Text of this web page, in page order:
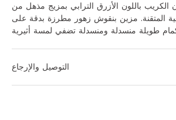
الكريب باللون الأزرق الترابي بمزيج مذهل من
المتقنة. مزين بنقوش زهور مطرزة بدقة على
التوصيل والإرجاع